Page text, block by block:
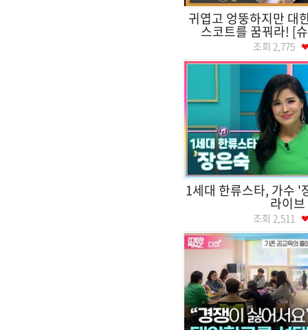
귀엽고 엉뚱하지만 대
스코트를 꿈꿔라! [
조회 2,775
1세대 한류스타, 가수 '
라이브
조회 2,511